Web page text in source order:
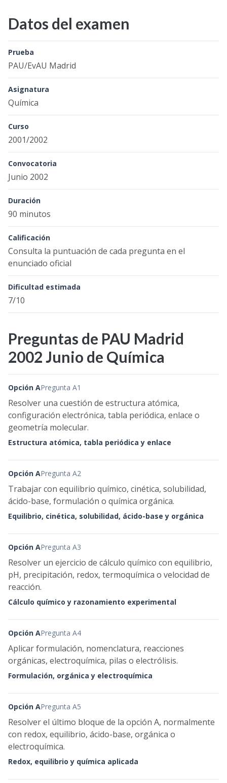
Datos del examen
Prueba
PAU/EvAU Madrid
Asignatura
Química
Curso
2001/2002
Convocatoria
Junio 2002
Duración
90 minutos
Calificación
Consulta la puntuación de cada pregunta en el
enunciado oficial
Dificultad estimada
7/10
Preguntas de PAU Madrid
2002 Junio de Química
Opción APregunta A1
Resolver una cuestión de estructura atómica,
configuración electrónica, tabla periódica, enlace o
geometría molecular.
Estructura atómica, tabla periódica y enlace
Opción APregunta A2
Trabajar con equilibrio químico, cinética, solubilidad,
ácido-base, formulación o química orgánica.
Equilibrio, cinética, solubilidad, ácido-base y orgánica
Opción APregunta A3
Resolver un ejercicio de cálculo químico con equilibrio,
pH, precipitación, redox, termoquímica o velocidad de
reacción.
Cálculo químico y razonamiento experimental
Opción APregunta A4
Aplicar formulación, nomenclatura, reacciones
orgánicas, electroquímica, pilas o electrólisis.
Formulación, orgánica y electroquímica
Opción APregunta A5
Resolver el último bloque de la opción A, normalmente
con redox, equilibrio, ácido-base, orgánica o
electroquímica.
Redox, equilibrio y química aplicada